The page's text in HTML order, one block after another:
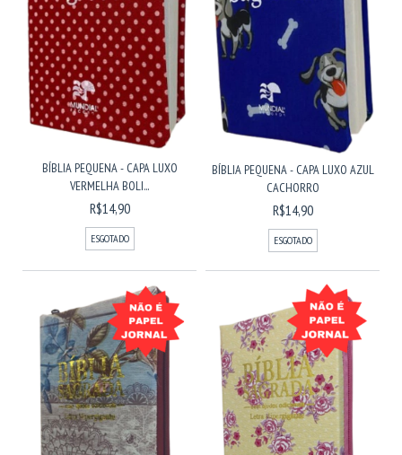
BÍBLIA PEQUENA - CAPA LUXO
VERMELHA BOLI...
R$14,90
ESGOTADO
BÍBLIA PEQUENA - CAPA LUXO AZUL
CACHORRO
R$14,90
ESGOTADO